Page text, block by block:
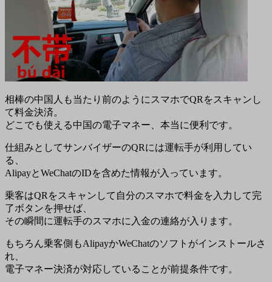
相棒の中国人も当たり前のようにスマホでQRをスキャンし
て料金決済。
どこでも使える中国の電子マネー、本当に便利です。
仕組みとしてサンバイザーのQRには運転手が利用してい
る、
AlipayとWeChatのIDを含めた情報が入っています。
乗客はQRをスキャンして自分のスマホで料金を入力して完
了ボタンを押せば、
その瞬間に運転手のスマホに入金の連絡が入ります。
もちろん乗客側もAlipayかWeChatのソフトがインストールさ
れ、
電子マネー決済が対応していることが前提条件です。